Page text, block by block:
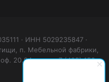
· ИНН 5029235847 ·
п. Мебельной фабрики,
20.04 · тел. +7 (495) 150-